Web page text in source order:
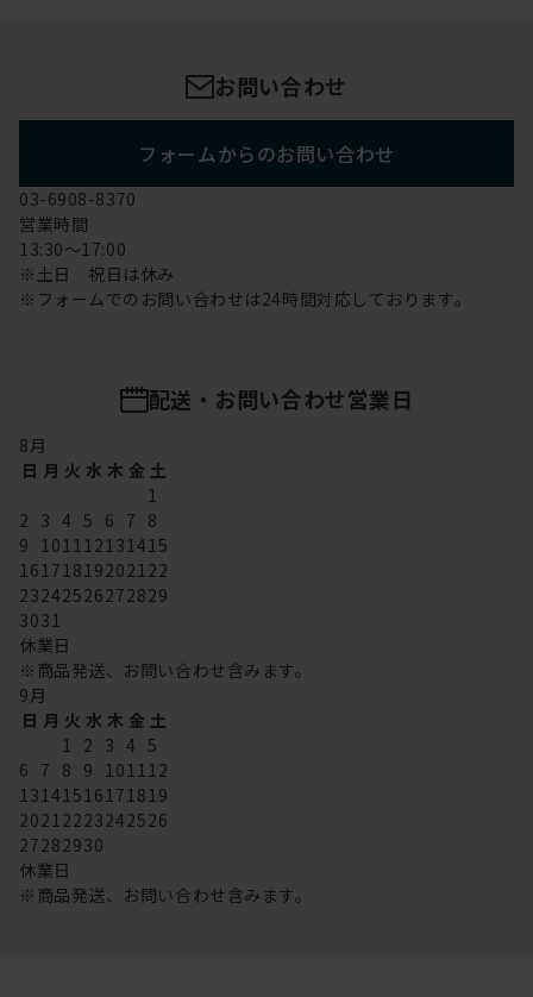
お問い合わせ
フォームからのお問い合わせ
03-6908-8370
営業時間
13:30～17:00
※土日 祝日は休み
※フォームでのお問い合わせは24時間対応しております。
配送・お問い合わせ営業日
8月
日 月 火 水 木 金 土
1
2 3 4 5 6 7 8
9 101112131415
16171819202122
23242526272829
3031
休業日
※商品発送、お問い合わせ含みます。
9月
日 月 火 水 木 金 土
1 2 3 4 5
6 7 8 9 101112
13141516171819
20212223242526
27282930
休業日
※商品発送、お問い合わせ含みます。